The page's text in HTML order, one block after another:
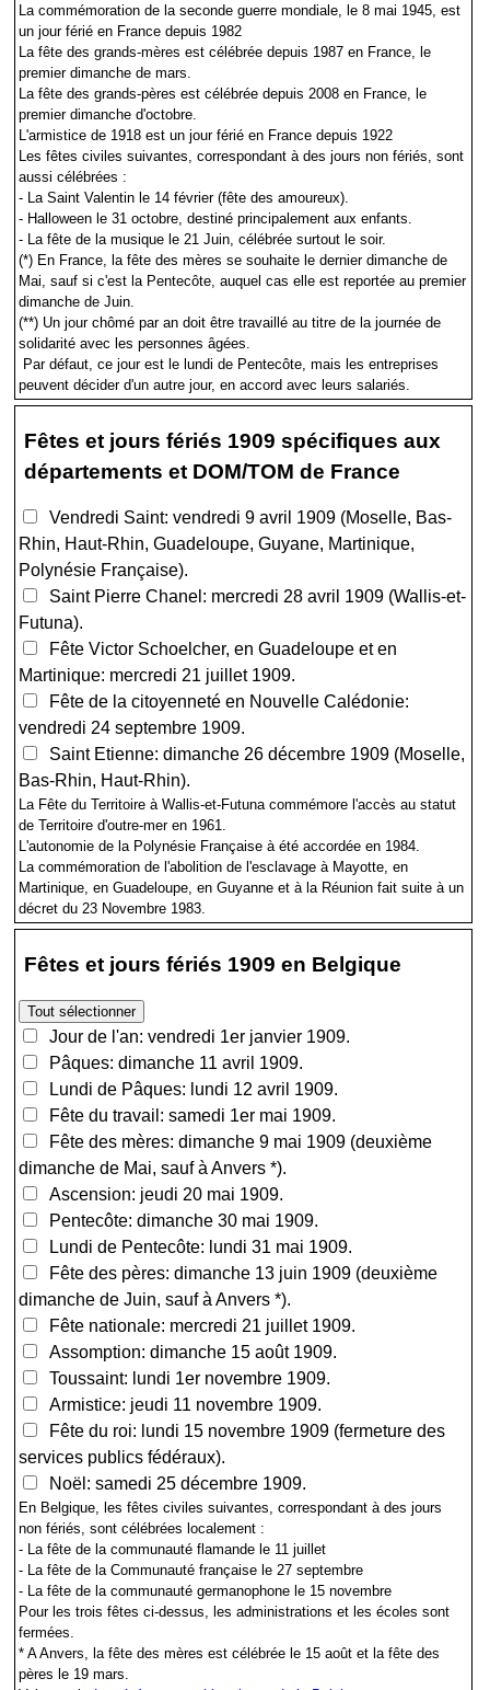
La commémoration de la seconde guerre mondiale, le 8 mai 1945, est
un jour férié en France depuis 1982
La fête des grands-mères est célébrée depuis 1987 en France, le
premier dimanche de mars.
La fête des grands-pères est célébrée depuis 2008 en France, le
premier dimanche d'octobre.
L'armistice de 1918 est un jour férié en France depuis 1922
Les fêtes civiles suivantes, correspondant à des jours non fériés, sont
aussi célébrées :
- La Saint Valentin le 14 février (fête des amoureux).
- Halloween le 31 octobre, destiné principalement aux enfants.
- La fête de la musique le 21 Juin, célébrée surtout le soir.
(*) En France, la fête des mères se souhaite le dernier dimanche de
Mai, sauf si c'est la Pentecôte, auquel cas elle est reportée au premier
dimanche de Juin.
(**) Un jour chômé par an doit être travaillé au titre de la journée de
solidarité avec les personnes âgées.
Par défaut, ce jour est le lundi de Pentecôte, mais les entreprises
peuvent décider d'un autre jour, en accord avec leurs salariés.
Fêtes et jours fériés 1909 spécifiques aux
départements et DOM/TOM de France
Vendredi Saint: vendredi 9 avril 1909 (Moselle, Bas-
Rhin, Haut-Rhin, Guadeloupe, Guyane, Martinique,
Polynésie Française).
Saint Pierre Chanel: mercredi 28 avril 1909 (Wallis-et-
Futuna).
Fête Victor Schoelcher, en Guadeloupe et en
Martinique: mercredi 21 juillet 1909.
Fête de la citoyenneté en Nouvelle Calédonie:
vendredi 24 septembre 1909.
Saint Etienne: dimanche 26 décembre 1909 (Moselle,
Bas-Rhin, Haut-Rhin).
La Fête du Territoire à Wallis-et-Futuna commémore l'accès au statut
de Territoire d'outre-mer en 1961.
L'autonomie de la Polynésie Française à été accordée en 1984.
La commémoration de l'abolition de l'esclavage à Mayotte, en
Martinique, en Guadeloupe, en Guyanne et à la Réunion fait suite à un
décret du 23 Novembre 1983.
Fêtes et jours fériés 1909 en Belgique
Jour de l'an: vendredi 1er janvier 1909.
Pâques: dimanche 11 avril 1909.
Lundi de Pâques: lundi 12 avril 1909.
Fête du travail: samedi 1er mai 1909.
Fête des mères: dimanche 9 mai 1909 (deuxième
dimanche de Mai, sauf à Anvers *).
Ascension: jeudi 20 mai 1909.
Pentecôte: dimanche 30 mai 1909.
Lundi de Pentecôte: lundi 31 mai 1909.
Fête des pères: dimanche 13 juin 1909 (deuxième
dimanche de Juin, sauf à Anvers *).
Fête nationale: mercredi 21 juillet 1909.
Assomption: dimanche 15 août 1909.
Toussaint: lundi 1er novembre 1909.
Armistice: jeudi 11 novembre 1909.
Fête du roi: lundi 15 novembre 1909 (fermeture des
services publics fédéraux).
Noël: samedi 25 décembre 1909.
En Belgique, les fêtes civiles suivantes, correspondant à des jours
non fériés, sont célébrées localement :
- La fête de la communauté flamande le 11 juillet
- La fête de la Communauté française le 27 septembre
- La fête de la communauté germanophone le 15 novembre
Pour les trois fêtes ci-dessus, les administrations et les écoles sont
fermées.
* A Anvers, la fête des mères est célébrée le 15 août et la fête des
pères le 19 mars.